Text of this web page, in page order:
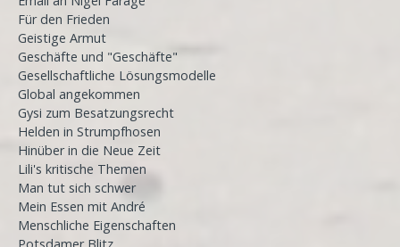
Für den Frieden
Geistige Armut
Geschäfte und "Geschäfte"
Gesellschaftliche Lösungsmodelle
Global angekommen
Gysi zum Besatzungsrecht
Helden in Strumpfhosen
Hinüber in die Neue Zeit
Lili's kritische Themen
Man tut sich schwer
Mein Essen mit André
Menschliche Eigenschaften